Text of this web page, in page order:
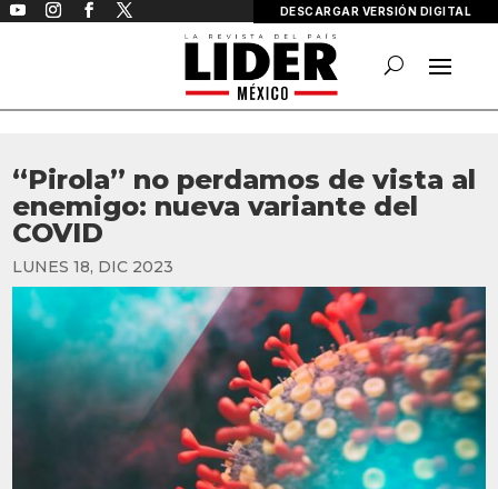
DESCARGAR VERSIÓN DIGITAL
“Pirola” no perdamos de vista al
enemigo: nueva variante del
COVID
LUNES 18, DIC 2023